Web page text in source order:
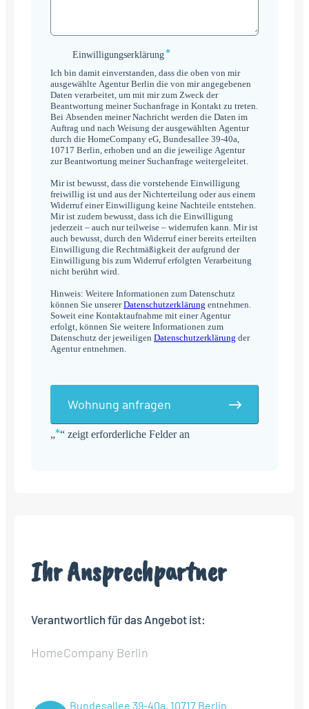
„*“ zeigt erforderliche Felder an
Einwilligungserklärung
Einwilligungserklärung*
Ich bin damit einverstanden, dass die oben von mir
ausgewählte Agentur Berlin die von mir angegebenen
Daten verarbeitet, um mit mir zum Zweck der
Beantwortung meiner Suchanfrage in Kontakt zu treten.
Bei Absenden meiner Nachricht werden die Daten im
Auftrag und nach Weisung der ausgewählten Agentur
durch die HomeCompany eG, Bundesallee 39-40a,
10717 Berlin, erhoben und an die jeweilige Agentur
zur Beantwortung meiner Suchanfrage weitergeleitet.
Mir ist bewusst, dass die vorstehende Einwilligung
freiwillig ist und aus der Nichterteilung oder aus einem
Widerruf einer Einwilligung keine Nachteile entstehen.
Mir ist zudem bewusst, dass ich die Einwilligung
jederzeit – auch nur teilweise – widerrufen kann. Mir ist
auch bewusst, durch den Widerruf einer bereits erteilten
Einwilligung die Rechtmäßigkeit der aufgrund der
Einwilligung bis zum Widerruf erfolgten Verarbeitung
nicht berührt wird.
Hinweis: Weitere Informationen zum Datenschutz
können Sie unsererDatenschutzerklärung entnehmen.
Soweit eine Kontaktaufnahme mit einer Agentur
erfolgt, können Sie weitere Informationen zum
Datenschutz der jeweiligen Datenschutzerklärung der
Agentur entnehmen.
Wohnung anfragen
Ihr Ansprechpartner
Verantwortlich für das Angebot ist:
HomeCompany Berlin
Bundesallee 39-40a, 10717 Berlin